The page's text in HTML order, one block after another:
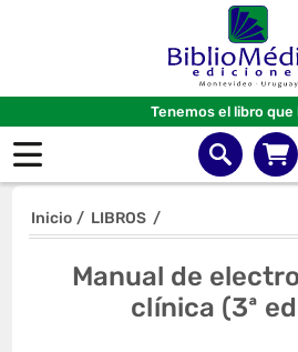
Tenemos el libro que
Inicio / LIBROS /
Manual de
clínica (3ª